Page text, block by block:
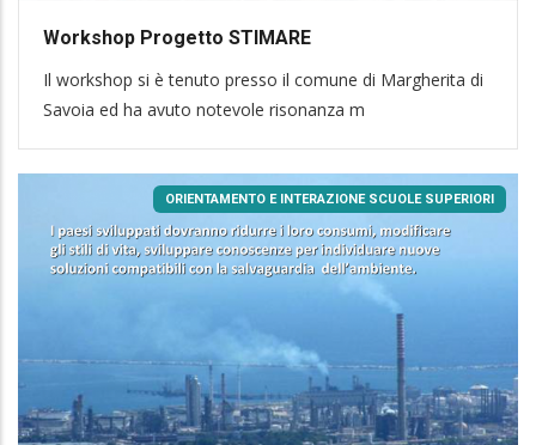
Workshop Progetto STIMARE
Il workshop si è tenuto presso il comune di Margherita di
Savoia ed ha avuto notevole risonanza m
ORIENTAMENTO E INTERAZIONE SCUOLE SUPERIORI